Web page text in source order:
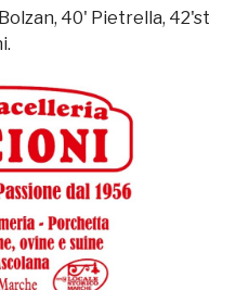
40' Pietrella, 42'st